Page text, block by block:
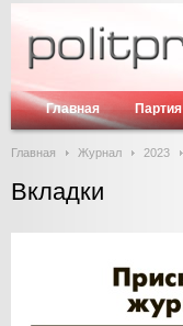
Главная Партия
Главная Журнал 2023
Вкладки